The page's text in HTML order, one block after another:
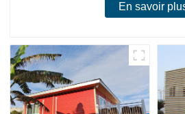
En savoir